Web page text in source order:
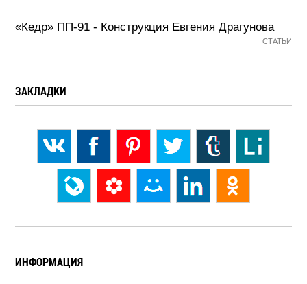
«Кедр» ПП-91 - Конструкция Евгения Драгунова
СТАТЬИ
ЗАКЛАДКИ
ИНФОРМАЦИЯ